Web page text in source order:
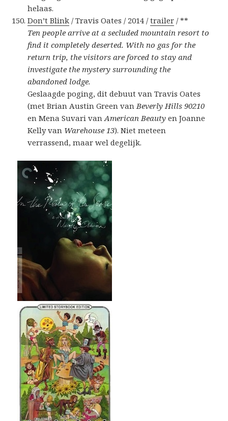
helaas.
Don’t Blink / Travis Oates / 2014 /trailer / **
Ten people arrive at a secluded mountain resort to
find it completely deserted. With no gas for the
return trip, the visitors are forced to stay and
investigate the mystery surrounding the
abandoned lodge.
Geslaagde poging, dit debuut van Travis Oates
(met Brian Austin Green vanBeverly Hills 90210
en Mena Suvari vanAmerican Beauty en Joanne
Kelly van Warehouse 13). Niet meteen
verrassend, maar wel degelijk.